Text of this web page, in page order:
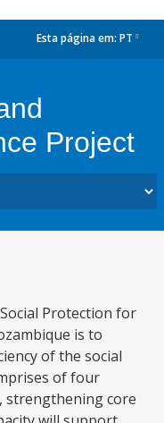
Esta página em: PT
Project
Protection for
is to
of the social
of four
strengthening core